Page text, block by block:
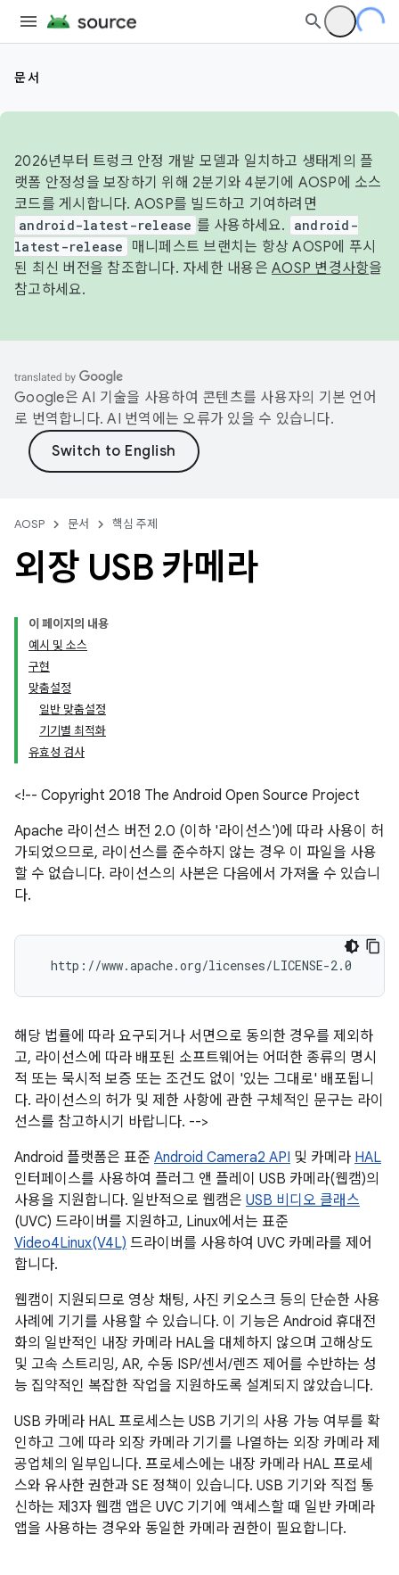
문서
2026년부터 트렁크 안정 개발 모델과 일치하고 생태계의 플
랫폼 안정성을 보장하기 위해 2분기와 4분기에 AOSP에 소스
코드를 게시합니다. AOSP를 빌드하고 기여하려면
android-latest-release 를 사용하세요.
android-
latest-release
매니페스트 브랜치는 항상 AOSP에 푸시
된 최신 버전을 참조합니다. 자세한 내용은 AOSP 변경사항을
참고하세요.
Google은 AI 기술을 사용하여 콘텐츠를 사용자의 기본 언어
로 번역합니다. AI 번역에는 오류가 있을 수 있습니다.
AOSP 문서 핵심 주제
외장 USB 카메라
이 페이지의 내용
예시 및 소스
구현
맞춤설정
일반 맞춤설정
기기별 최적화
유효성 검사
<!-- Copyright 2018 The Android Open Source Project
Apache 라이선스 버전 2.0 (이하 '라이선스')에 따라 사용이 허
가되었으므로, 라이선스를 준수하지 않는 경우 이 파일을 사용
할 수 없습니다. 라이선스의 사본은 다음에서 가져올 수 있습니
다.
해당 법률에 따라 요구되거나 서면으로 동의한 경우를 제외하
고, 라이선스에 따라 배포된 소프트웨어는 어떠한 종류의 명시
적 또는 묵시적 보증 또는 조건도 없이 '있는 그대로' 배포됩니
다. 라이선스의 허가 및 제한 사항에 관한 구체적인 문구는 라이
선스를 참고하시기 바랍니다. -->
Android 플랫폼은 표준 Android Camera2 API 및 카메라 HAL
인터페이스를 사용하여 플러그 앤 플레이 USB 카메라(웹캠)의
사용을 지원합니다. 일반적으로 웹캠은 USB 비디오 클래스
(UVC) 드라이버를 지원하고, Linux에서는 표준
Video4Linux(V4L) 드라이버를 사용하여 UVC 카메라를 제어
합니다.
웹캠이 지원되므로 영상 채팅, 사진 키오스크 등의 단순한 사용
사례에 기기를 사용할 수 있습니다. 이 기능은 Android 휴대전
화의 일반적인 내장 카메라 HAL을 대체하지 않으며 고해상도
및 고속 스트리밍, AR, 수동 ISP/센서/렌즈 제어를 수반하는 성
능 집약적인 복잡한 작업을 지원하도록 설계되지 않았습니다.
USB 카메라 HAL 프로세스는 USB 기기의 사용 가능 여부를 확
인하고 그에 따라 외장 카메라 기기를 나열하는 외장 카메라 제
공업체의 일부입니다. 프로세스에는 내장 카메라 HAL 프로세
스와 유사한 권한과 SE 정책이 있습니다. USB 기기와 직접 통
신하는 제3자 웹캠 앱은 UVC 기기에 액세스할 때 일반 카메라
앱을 사용하는 경우와 동일한 카메라 권한이 필요합니다.